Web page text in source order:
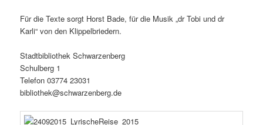
Für die Texte sorgt Horst Bade, für die Musik „dr Tobi und dr
Karli“ von den Klippelbriedern.
Stadtbibliothek Schwarzenberg
Schulberg 1
Telefon 03774 23031
bibliothek@schwarzenberg.de